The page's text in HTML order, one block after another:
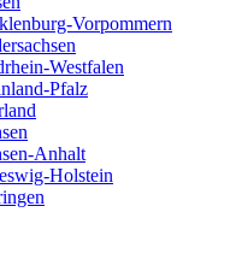
Vorpommern
Westfalen
Pfalz
Anhalt
Holstein